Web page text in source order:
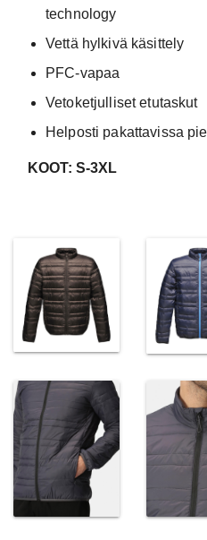
technology
Vettä hylkivä käsittely
PFC-vapaa
Vetoketjulliset etutaskut
Helposti pakattavissa
KOOT: S-3XL